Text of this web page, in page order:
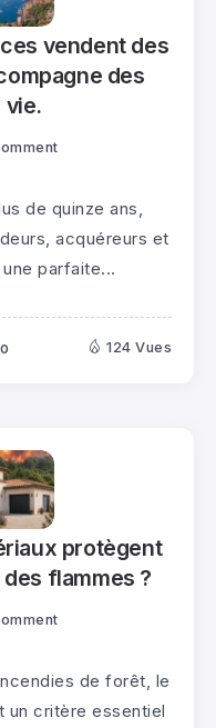
vendent des
des
vie.
de quinze ans,
acquéreurs et
parfaite...
124 Vues
protègent
flammes ?
de forêt, le
un critère essentiel